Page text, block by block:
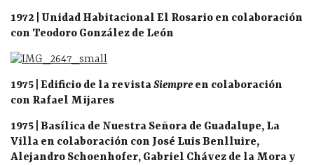
1972 | Unidad Habitacional El Rosario en colaboración
con Teodoro González de León
1975 | Edificio de la revistaSiempre en colaboración
con Rafael Mijares
1975 | Basílica de Nuestra Señora de Guadalupe, La
Villa en colaboración con José Luis Benlluire,
Alejandro Schoenhofer, Gabriel Chávez de la Mora y